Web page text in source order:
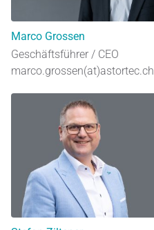
Marco Grossen
Geschäftsführer / CEO
marco.grossen(at)astortec.ch